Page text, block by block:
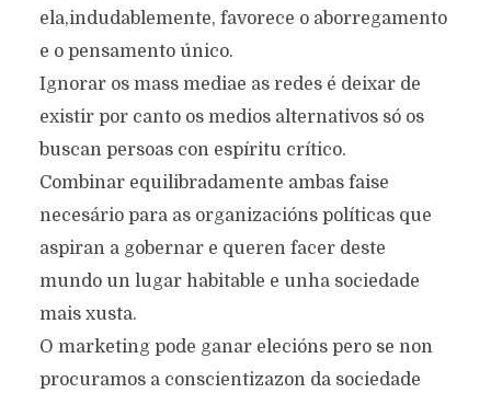
ela,indudablemente, favorece o aborregamento
e o pensamento único.
Ignorar os mass mediae as redes é deixar de
existir por canto os medios alternativos só os
buscan persoas con espíritu crítico.
Combinar equilibradamente ambas faise
necesário para as organizacións políticas que
aspiran a gobernar e queren facer deste
mundo un lugar habitable e unha sociedade
mais xusta.
O marketing pode ganar elecións pero se non
procuramos a conscientizazon da sociedade